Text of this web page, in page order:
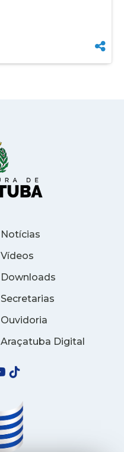
Notícias
Vídeos
Downloads
Secretarias
Ouvidoria
Araçatuba Digital